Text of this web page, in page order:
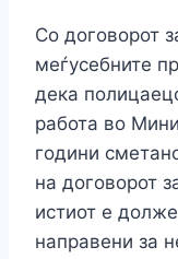
Со договорот
меѓусебните
дека
работа во
години
на договорот
истиот е
направени за